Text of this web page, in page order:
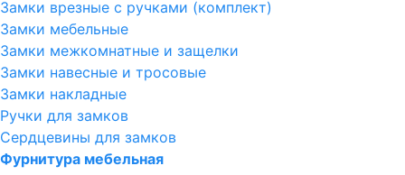
Замки врезные с ручками (комплект)
Замки мебельные
Замки межкомнатные и защелки
Замки навесные и тросовые
Замки накладные
Ручки для замков
Сердцевины для замков
Фурнитура мебельная